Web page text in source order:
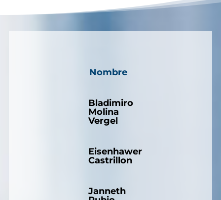
Nombre
Bladimiro
Molina
Vergel
Eisenhawer
Castrillon
Janneth